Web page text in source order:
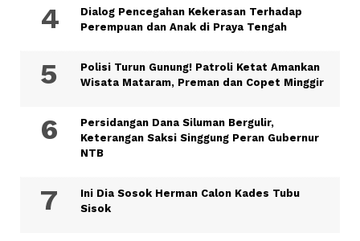
Dialog Pencegahan Kekerasan Terhadap
Perempuan dan Anak di Praya Tengah
Polisi Turun Gunung! Patroli Ketat Amankan
Wisata Mataram, Preman dan Copet Minggir
Persidangan Dana Siluman Bergulir,
Keterangan Saksi Singgung Peran Gubernur
NTB
Ini Dia Sosok Herman Calon Kades Tubu
Sisok